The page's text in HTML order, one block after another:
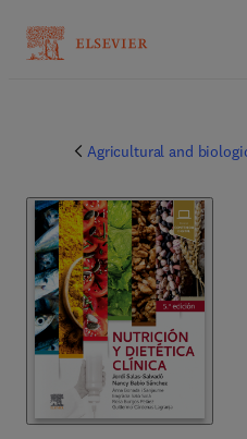
Agricultural and